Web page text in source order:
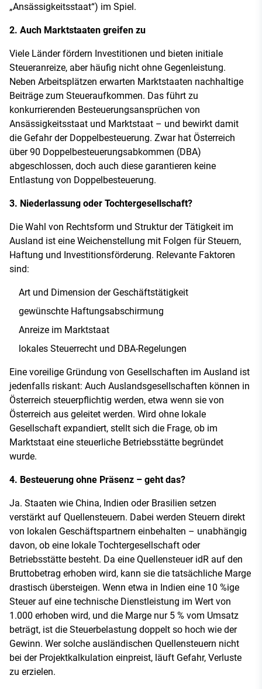
„Ansässigkeitsstaat“) im Spiel.
2. Auch Marktstaaten greifen zu
Viele Länder fördern Investitionen und bieten initiale
Steueranreize, aber häufig nicht ohne Gegenleistung.
Neben Arbeitsplätzen erwarten Marktstaaten nachhaltige
Beiträge zum Steueraufkommen. Das führt zu
konkurrierenden Besteuerungsansprüchen von
Ansässigkeitsstaat und Marktstaat – und bewirkt damit
die Gefahr der Doppelbesteuerung. Zwar hat Österreich
über 90 Doppelbesteuerungsabkommen (DBA)
abgeschlossen, doch auch diese garantieren keine
Entlastung von Doppelbesteuerung.
3. Niederlassung oder Tochtergesellschaft?
Die Wahl von Rechtsform und Struktur der Tätigkeit im
Ausland ist eine Weichenstellung mit Folgen für Steuern,
Haftung und Investitionsförderung. Relevante Faktoren
sind:
Art und Dimension der Geschäftstätigkeit
gewünschte Haftungsabschirmung
Anreize im Marktstaat
lokales Steuerrecht und DBA-Regelungen
Eine voreilige Gründung von Gesellschaften im Ausland ist
jedenfalls riskant: Auch Auslandsgesellschaften können in
Österreich steuerpflichtig werden, etwa wenn sie von
Österreich aus geleitet werden. Wird ohne lokale
Gesellschaft expandiert, stellt sich die Frage, ob im
Marktstaat eine steuerliche Betriebsstätte begründet
wurde.
4. Besteuerung ohne Präsenz – geht das?
Ja. Staaten wie China, Indien oder Brasilien setzen
verstärkt auf Quellensteuern. Dabei werden Steuern direkt
von lokalen Geschäftspartnern einbehalten – unabhängig
davon, ob eine lokale Tochtergesellschaft oder
Betriebsstätte besteht. Da eine Quellensteuer idR auf den
Bruttobetrag erhoben wird, kann sie die tatsächliche Marge
drastisch übersteigen. Wenn etwa in Indien eine 10 %ige
Steuer auf eine technische Dienstleistung im Wert von
1.000 erhoben wird, und die Marge nur 5 % vom Umsatz
beträgt, ist die Steuerbelastung doppelt so hoch wie der
Gewinn. Wer solche ausländischen Quellensteuern nicht
bei der Projektkalkulation einpreist, läuft Gefahr, Verluste
zu erzielen.